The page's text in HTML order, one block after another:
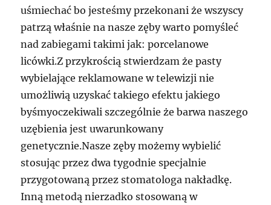
uśmiechać bo jesteśmy przekonani że wszyscy
patrzą właśnie na nasze zęby warto pomyśleć
nad zabiegami takimi jak: porcelanowe
licówki.Z przykrością stwierdzam że pasty
wybielające reklamowane w telewizji nie
umożliwią uzyskać takiego efektu jakiego
byśmyoczekiwali szczególnie że barwa naszego
uzębienia jest uwarunkowany
genetycznie.Nasze zęby możemy wybielić
stosując przez dwa tygodnie specjalnie
przygotowaną przez stomatologa nakładkę.
Inną metodą nierzadko stosowaną w